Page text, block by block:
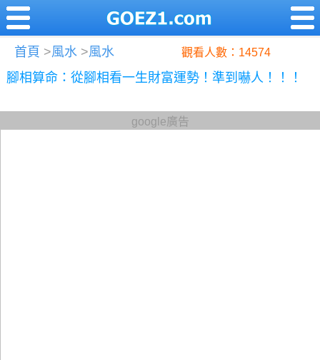
首頁 >風水 >風水 觀看人數：14574
腳相算命：從腳相看一生財富運勢！準到嚇人！！！
google廣告